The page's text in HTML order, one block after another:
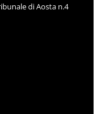
di Aosta n.4